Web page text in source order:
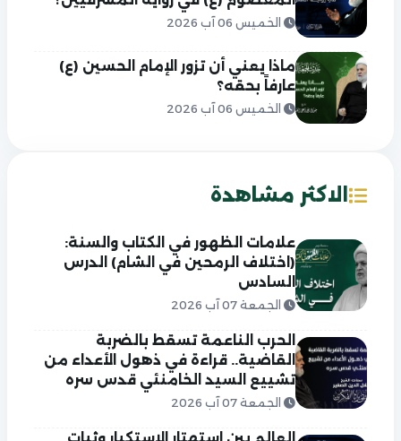
الخميس 06 آب 2026
ماذا يعني أن تزور الإمام الحسين (ع)
عارفاً بحقه؟
الخميس 06 آب 2026
الاكثر مشاهدة
علامات الظهور في الكتاب والسنة:
(اختلاف الرمحين في الشام) الدرس
السادس
الجمعة 07 آب 2026
الحرب الناعمة تسقط بالضربة
القاضية.. قراءة في ذهول الأعداء من
تشييع السيد الخامنئي قدس سره
الجمعة 07 آب 2026